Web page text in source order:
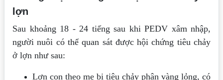
lợn
Sau khoảng 18 - 24 tiếng sau khi PEDV xâm nhập,
người nuôi có thể quan sát được hội chứng tiêu chảy
ở lợn như sau:
Lợn con theo mẹ bị tiêu chảy phân vàng lỏng, có